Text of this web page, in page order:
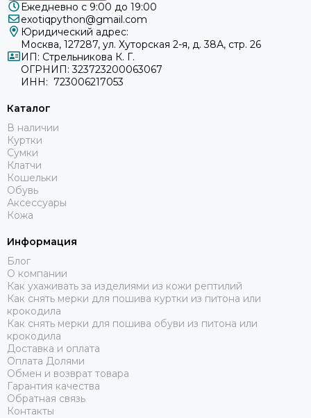
Ежедневно с 9:00 до 19:00
exotiqpython@gmail.com
Юридический адрес:
Москва, 127287, ул. Хуторская 2-я, д. 38А, стр. 26
ИП: Стрельникова К. Г.
ОГРНИП: 323723200063067
ИНН: 723006217053
Каталог
В наличии
Куртки
Сумки
Клатчи
Кошельки
Обувь
Аксессуары
Кожа
Информация
Блог
О компании
Как ухаживать за изделиями из кожи рептилий
Как снять мерки для пошива куртки из питона или
крокодила
Как снять мерки для пошива обуви из питона или
крокодила
Доставка и оплата
Оплата Долями
Обмен и возврат товара
Гарантия качества
Обратная связь
Контакты